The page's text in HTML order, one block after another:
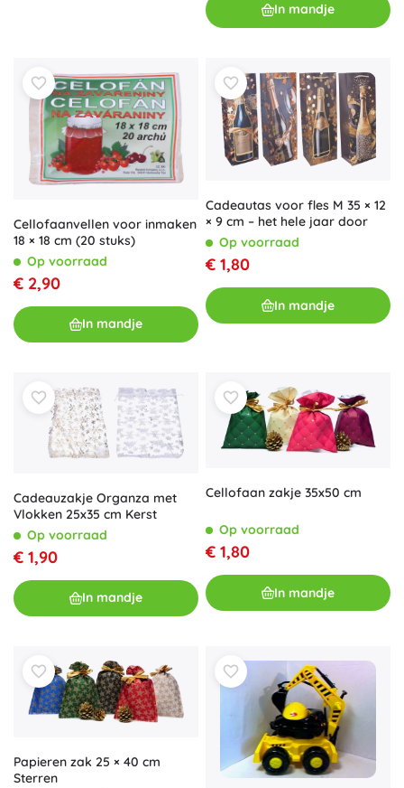
In mandje
Cellofaanvellen voor inmaken
18 × 18 cm (20 stuks)
Op voorraad
€ 2,90
In mandje
Cadeautas voor fles M 35 × 12
× 9 cm – het hele jaar door
Op voorraad
€ 1,80
In mandje
Cadeauzakje Organza met
Vlokken 25x35 cm Kerst
Op voorraad
€ 1,90
In mandje
Cellofaan zakje 35x50 cm
Op voorraad
€ 1,80
In mandje
Papieren zak 25 × 40 cm
Sterren